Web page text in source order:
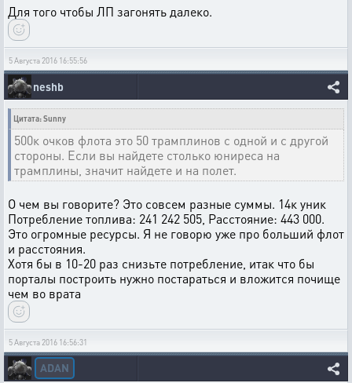
Для того чтобы ЛП загонять далеко.
5 Августа 2016 16:55:56
neshb
Цитата: Sunny
500к очков флота это 50 трамплинов с одной и с другой
стороны. Если вы найдете столько юниреса на
трамплины, значит найдете и на полет.
О чем вы говорите? Это совсем разные суммы. 14к уник
Потребление топлива: 241 242 505, Расстояние: 443 000.
Это огромные ресурсы. Я не говорю уже про больший флот
и расстояния.
Хотя бы в 10-20 раз снизьте потребление, итак что бы
порталы построить нужно постараться и вложится почище
чем во врата
5 Августа 2016 16:56:31
ADAN